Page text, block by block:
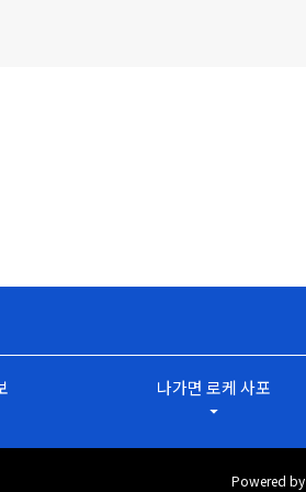
나가면 로케 사포
arrow_drop_down
Powered by